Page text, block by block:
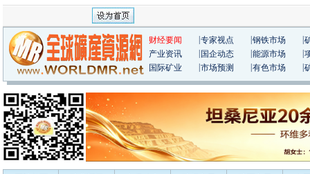
财经要闻 专家视点 钢铁市场
产业资讯
国企动态 能源市场
国际矿业
市场预测 有色市场